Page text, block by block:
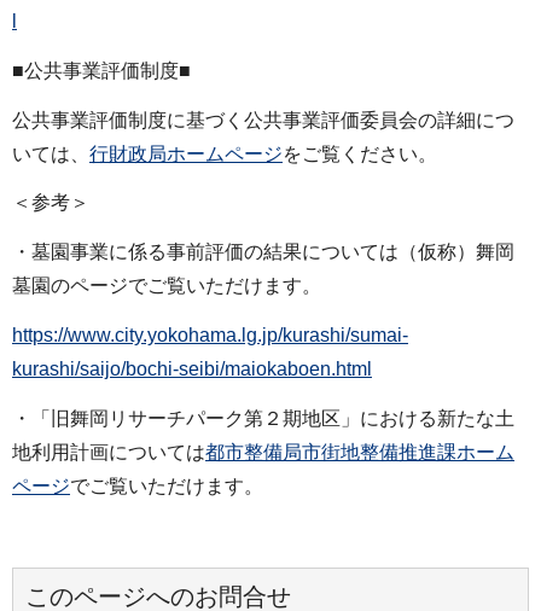
■公共事業評価制度■
公共事業評価制度に基づく公共事業評価委員会の詳細につ
いては、 行財政局ホームページをご覧ください。
＜参考＞
・墓園事業に係る事前評価の結果については（仮称）舞岡
墓園のページでご覧いただけます。
https://www.city.yokohama.lg.jp/kurashi/sumai-
kurashi/saijo/bochi-seibi/maiokaboen.html
・「旧舞岡リサーチパーク第２期地区」における新たな土
地利用計画については都市整備局市街地整備推進課ホーム
ページでご覧いただけます。
このページへのお問合せ